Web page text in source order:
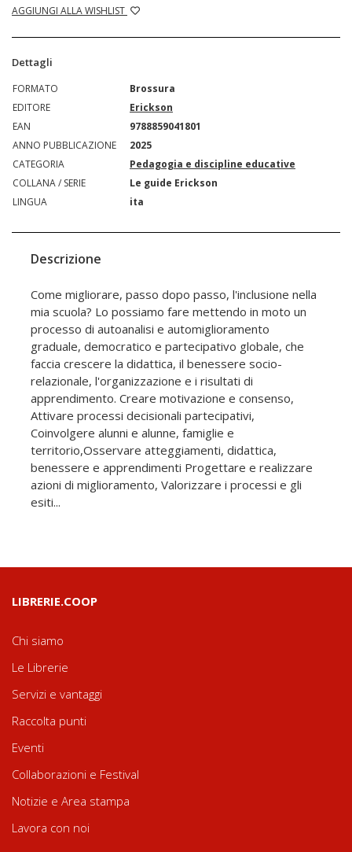
AGGIUNGI ALLA WISHLIST
Dettagli
FORMATO
Brossura
EDITORE
Erickson
EAN
9788859041801
ANNO PUBBLICAZIONE
2025
CATEGORIA
Pedagogia e discipline educative
COLLANA / SERIE
Le guide Erickson
LINGUA
ita
Descrizione
Come migliorare, passo dopo passo, l'inclusione nella
mia scuola? Lo possiamo fare mettendo in moto un
processo di autoanalisi e automiglioramento
graduale, democratico e partecipativo globale, che
faccia crescere la didattica, il benessere socio-
relazionale, l'organizzazione e i risultati di
apprendimento. Creare motivazione e consenso,
Attivare processi decisionali partecipativi,
Coinvolgere alunni e alunne, famiglie e
territorio,Osservare atteggiamenti, didattica,
benessere e apprendimenti Progettare e realizzare
azioni di miglioramento, Valorizzare i processi e gli
esiti...
LIBRERIE.COOP
Chi siamo
Le Librerie
Servizi e vantaggi
Raccolta punti
Eventi
Collaborazioni e Festival
Notizie e Area stampa
Lavora con noi